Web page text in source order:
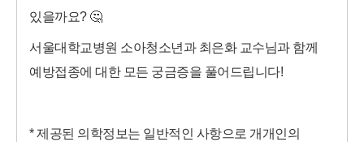
있을까요? 🤔
서울대학교병원 소아청소년과 최은화 교수님과 함께
예방접종에 대한 모든 궁금증을 풀어드립니다!
* 제공된 의학정보는 일반적인 사항으로 개개인의